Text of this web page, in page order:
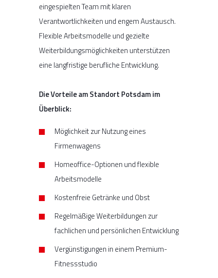
eingespielten Team mit klaren
Verantwortlichkeiten und engem Austausch.
Flexible Arbeitsmodelle und gezielte
Weiterbildungsmöglichkeiten unterstützen
eine langfristige berufliche Entwicklung.
Die Vorteile am Standort Potsdam im
Überblick:
Möglichkeit zur Nutzung eines
Firmenwagens
Homeoffice-Optionen und flexible
Arbeitsmodelle
Kostenfreie Getränke und Obst
Regelmäßige Weiterbildungen zur
fachlichen und persönlichen Entwicklung
Vergünstigungen in einem Premium-
Fitnessstudio